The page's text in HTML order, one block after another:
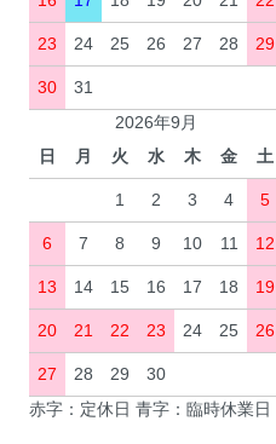
23 24 25 26 27 28 29
30
31
2026年9月
日
月 火 水 木 金 土
1 2 3 4 5
6 7 8 9 10 11 12
13 14 15 16 17 18 19
20 21 22 23 24 25 26
27 28 29
30
赤字：定休日 青字：臨時休業日